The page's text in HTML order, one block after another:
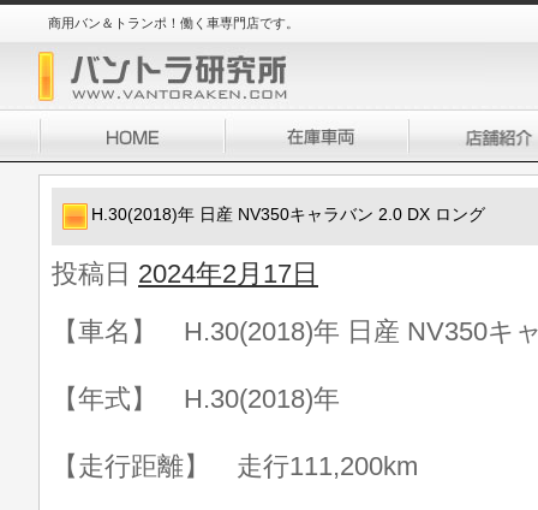
商用バン＆トランポ！働く車専門店です。
H.30(2018)年 日産 NV350キャラバン 2.0 DX ロング
投稿日 2024年2月17日
【車名】 H.30(2018)年 日産 NV350キ
【年式】 H.30(2018)年
【走行距離】 走行111,200km